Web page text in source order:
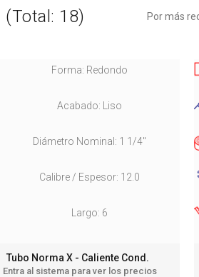
(Total: 18)
Forma: Redondo
Acabado: Liso
Diámetro Nominal: 1 1/4"
Calibre / Espesor: 12.0
Largo: 6
Tubo Norma X - Caliente Cond.
Entra al sistema para ver los precios